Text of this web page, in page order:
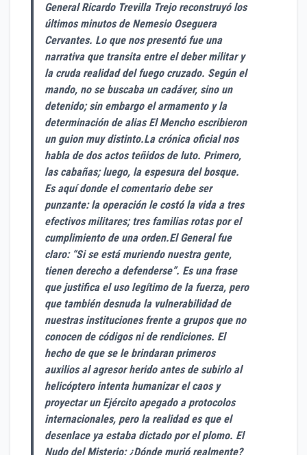
General Ricardo Trevilla Trejo reconstruyó los
últimos minutos de Nemesio Oseguera
Cervantes. Lo que nos presentó fue una
narrativa que transita entre el deber militar y
la cruda realidad del fuego cruzado. Según el
mando, no se buscaba un cadáver, sino un
detenido; sin embargo el armamento y la
determinación de alias El Mencho escribieron
un guion muy distinto.La crónica oficial nos
habla de dos actos teñidos de luto. Primero,
las cabañas; luego, la espesura del bosque.
Es aquí donde el comentario debe ser
punzante: la operación le costó la vida a tres
efectivos militares; tres familias rotas por el
cumplimiento de una orden.El General fue
claro: “Si se está muriendo nuestra gente,
tienen derecho a defenderse”. Es una frase
que justifica el uso legítimo de la fuerza, pero
que también desnuda la vulnerabilidad de
nuestras instituciones frente a grupos que no
conocen de códigos ni de rendiciones. El
hecho de que se le brindaran primeros
auxilios al agresor herido antes de subirlo al
helicóptero intenta humanizar el caos y
proyectar un Ejército apegado a protocolos
internacionales, pero la realidad es que el
desenlace ya estaba dictado por el plomo. El
Nudo del Misterio: ¿Dónde murió realmente?